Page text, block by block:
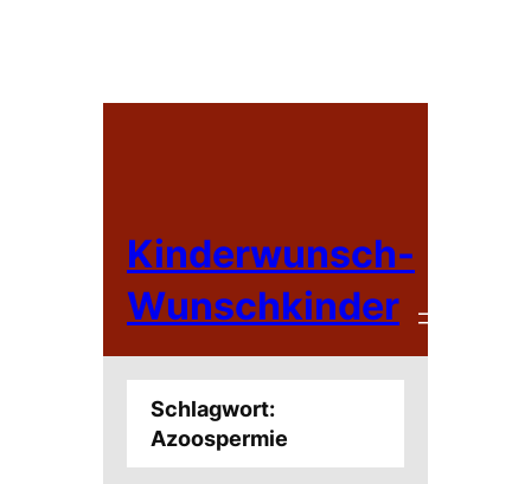
Kinderwunsch-
Wunschkinder
Schlagwort:
Azoospermie